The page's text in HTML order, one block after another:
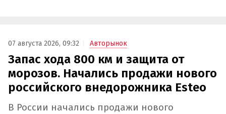
07 августа 2026, 09:32 Авторынок
Запас хода 800 км и защита от
морозов. Начались продажи нового
российского внедорожника Esteo
В России начались продажи нового